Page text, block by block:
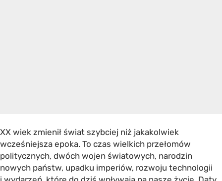
XX wiek zmienił świat szybciej niż jakakolwiek
wcześniejsza epoka. To czas wielkich przełomów
politycznych, dwóch wojen światowych, narodzin
nowych państw, upadku imperiów, rozwoju technologii